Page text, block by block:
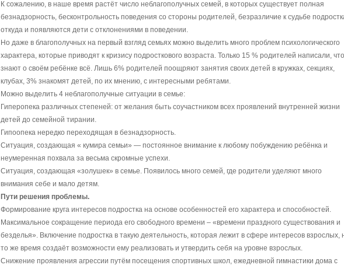
К сожалению, в наше время растёт число неблагополучных семей, в которых существует полная
безнадзорность, бесконтрольность поведения со стороны родителей, безразличие к судьбе
откуда и появляются дети с отклонениями в поведении.
Но даже в благополучных на первый взгляд семьях можно выделить много проблем психологического
характера, которые приводят к кризису подросткового возраста. Только 15 % родителей написали, что
знают о своём ребёнке всё. Лишь 6% родителей поощряют занятия своих детей в кружках, секциях,
клубах, 3% знакомят детей, по их мнению, с интересными ребятами.
Можно выделить 4 неблагополучные ситуации в семье:
Гиперопека различных степеней: от желания быть соучастником всех проявлений внутренней жизни
детей до семейной тирании.
Гипоопека нередко переходящая в безнадзорность.
Ситуация, создающая « кумира семьи» — постоянное внимание к любому побуждению ребёнка и
неумеренная похвала за весьма скромные успехи.
Ситуация, создающая «золушек» в семье. Появилось много семей, где родители уделяют много
внимания себе и мало детям.
Пути решения проблемы.
Формирование круга интересов подростка на основе особенностей его характера и способностей.
Максимальное сокращение периода его свободного времени – «времени праздного существования и
безделья». Включение подростка в такую деятельность, которая лежит в сфере интересов взрослых,
то же время создаёт возможности ему реализовать и утвердить себя на уровне взрослых.
Снижение проявления агрессии путём посещения спортивных школ, ежедневной гимнастики дома с